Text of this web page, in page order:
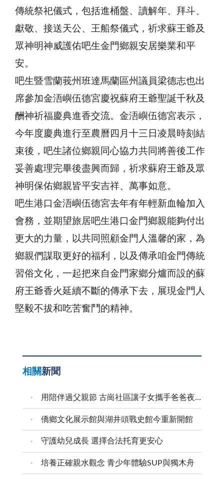
傳統祭祀儀式，包括進桶盤、讀解年、拜斗、
獻敬、接送天公、王船祭儀式，祈求蘇王爺及
眾神明神威護佑吧生金門鄉親安居樂業和平
安。
吧生暨雪蘭莪州班達馬蘭區州議員梁德志也出
席參加金浯嶼伍德宮慶祝蘇府王爺聖誕千秋及
酬神祈福慶典進香交流。金浯嶼伍德宮表示，
今年度慶典進行至農曆四月十三日凌晨時刻結
束後，吧生諸位鄉親同心協力共同將善後工作
妥善處理完畢後盡興而歸，祈求蘇府王爺及眾
神明保佑鄉親皆平安吉祥、萬事如意。
吧生港口金浯嶼伍德宮去年有年輕新血輪加入
會務，並期望旅居吧生港口金門鄉親能夠付出
更大的力量，以共同照顧金門人溫馨的家，為
鄉親們謀取更好的福利，以及傳承咱金門傳統
習俗文化，一起把來自金門家鄉分爐而設的蘇
府王爺香火延續不斷的傳承下去，展現金門人
堅毅不拔和吃苦奮鬥的精神。
相關新聞
用陪伴過父親節 古崗社區讓子女攜手爸爸夜遊村莊
僑鄉文化展示館與湖井頭戰史館今重新開館
守護幼兒成長 選擇合法托育更安心
培養正確親水觀念 青少年體驗SUP與獨木舟